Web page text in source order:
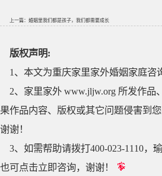
上一篇： 婚姻里我们都是孩子，我们都需要成长
版权声明:
1、本文为重庆家里家外婚姻家庭
2、家里家外 www.jljw.org 所发作
果作品内容、版权或其它问题侵害到
谢谢！
3、如需帮助请拨打400-023-1110
也可点击立即咨询，谢谢！